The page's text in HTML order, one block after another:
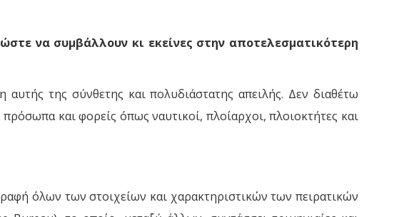
να συμβάλλουν κι εκείνες στην αποτελεσματικότερη
της σύνθετης και πολυδιάστατης απειλής. Δεν διαθέτω
και φορείς όπως ναυτικοί, πλοίαρχοι, πλοιοκτήτες και
όλων των στοιχείων και χαρακτηριστικών των πειρατικών